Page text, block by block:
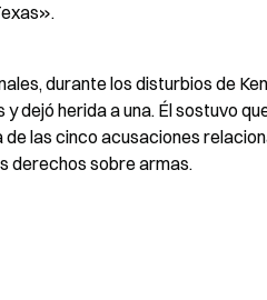
durante los disturbios de
dejó herida a una. Él sostuvo
las cinco acusaciones
derechos sobre armas.